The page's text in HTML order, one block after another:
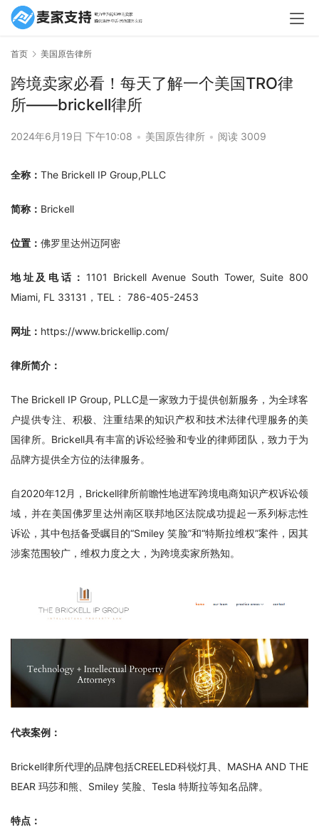
首页 美国原告律所
跨境卖家必看！每天了解一个美国TRO律
所——brickell律所
2024年6月19日 下午10:08 • 美国原告律所 • 阅读 3009
全称： The Brickell IP Group,PLLC
简称： Brickell
位置： 佛罗里达州迈阿密
地址及电话： 1101 Brickell Avenue South Tower, Suite 800
Miami, FL 33131，TEL： 786-405-2453
网址： https://www.brickellip.com/
律所简介：
The Brickell IP Group, PLLC是一家致力于提供创新服务，为全球客
户提供专注、积极、注重结果的知识产权和技术法律代理服务的美
国律所。Brickell具有丰富的诉讼经验和专业的律师团队，致力于为
品牌方提供全方位的法律服务。
自2020年12月，Brickell律所前瞻性地进军跨境电商知识产权诉讼领
域，并在美国佛罗里达州南区联邦地区法院成功提起一系列标志性
诉讼，其中包括备受瞩目的“Smiley 笑脸”和“特斯拉维权”案件，因其
涉案范围较广，维权力度之大，为跨境卖家所熟知。
代表案例：
Brickell律所代理的品牌包括CREELED科锐灯具、MASHA AND THE
BEAR 玛莎和熊、Smiley 笑脸、Tesla 特斯拉等知名品牌。
特点：